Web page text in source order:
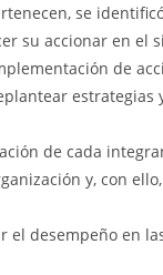
se
su accionar en el
de
estrategias
de cada
y, con
el desempeño en